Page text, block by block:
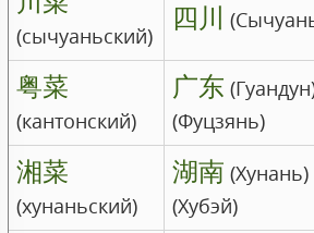
(сычуаньский)
四川
粤菜
(кантонский)
广东
(Фуцзянь)
湘菜
(хунаньский)
湖南 (Хунань)
(Хубэй)